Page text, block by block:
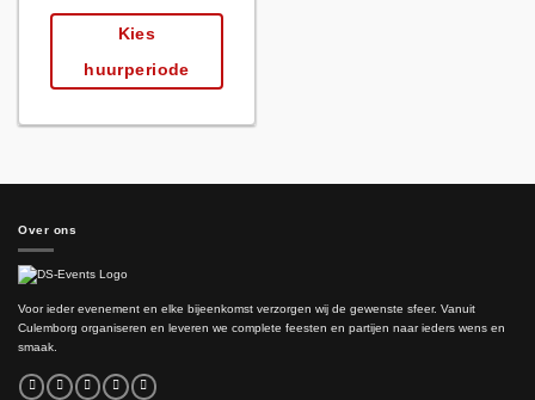
Kies
huurperiode
Over ons
Voor ieder evenement en elke bijeenkomst verzorgen wij de gewenste sfeer. Vanuit
Culemborg organiseren en leveren we complete feesten en partijen naar ieders wens en
smaak.